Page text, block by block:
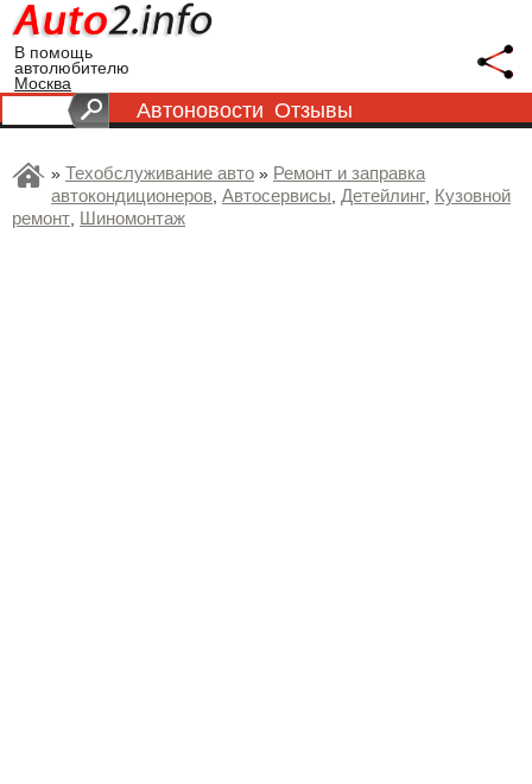
В помощь
автолюбителю
Москва
Автоновости Отзывы
» Техобслуживание авто » Ремонт и заправка
автокондиционеров, Автосервисы, Детейлинг, Кузовной
ремонт, Шиномонтаж